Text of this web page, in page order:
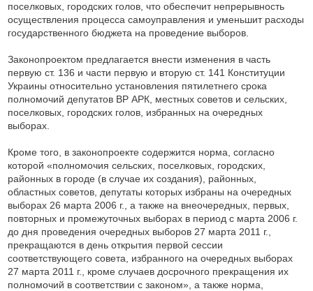
поселковых, городских голов, что обеспечит непрерывность
осуществления процесса самоуправления и уменьшит расходы
государственного бюджета на проведение выборов.
Законопроектом предлагается внести изменения в часть
первую ст. 136 и части первую и вторую ст. 141 Конституции
Украины относительно установления пятилетнего срока
полномочий депутатов ВР АРК, местных советов и сельских,
поселковых, городских голов, избранных на очередных
выборах.
Кроме того, в законопроекте содержится норма, согласно
которой «полномочия сельских, поселковых, городских,
районных в городе (в случае их создания), районных,
областных советов, депутаты которых избраны на очередных
выборах 26 марта 2006 г., а также на внеочередных, первых,
повторных и промежуточных выборах в период с марта 2006 г.
до дня проведения очередных выборов 27 марта 2011 г.,
прекращаются в день открытия первой сессии
соответствующего совета, избранного на очередных выборах
27 марта 2011 г., кроме случаев досрочного прекращения их
полномочий в соответствии с законом», а также норма,